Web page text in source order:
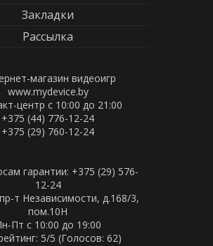
Закладки
Рассылка
магазин видеоигр
www.mydevice.by
центр с 10:00 до 21:00
+375 (44) 776-12-24
+375 (29) 760-12-24
гарантии: +375 (29) 576-
12-24
т Независимости, д.168/3,
пом.10Н
Пт c 10:00 до 19:00
5/5 (Голосов: 62)